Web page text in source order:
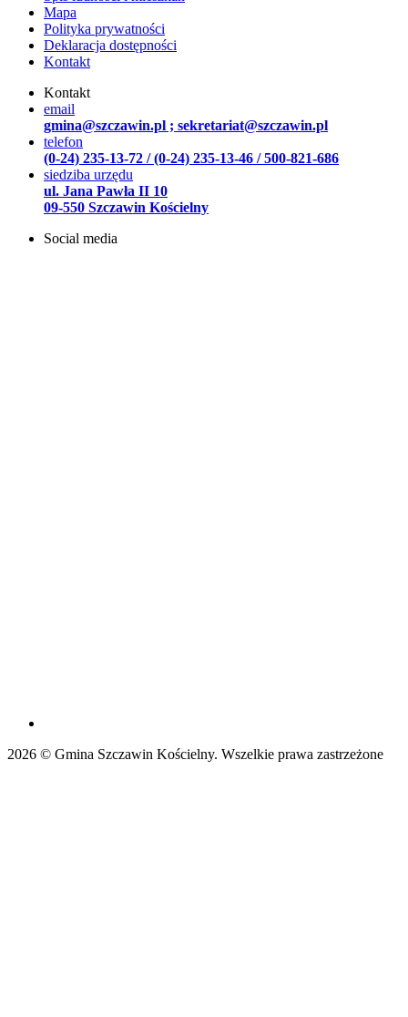
Mapa
Polityka prywatności
Deklaracja dostępności
Kontakt
Kontakt
email
gmina@szczawin.pl ; sekretariat@szczawin.pl
telefon
(0-24) 235-13-72 / (0-24) 235-13-46 / 500-821-686
siedziba urzędu
ul. Jana Pawła II 10
09-550 Szczawin Kościelny
Social media
2026 © Gmina Szczawin Kościelny. Wszelkie prawa zastrzeżone